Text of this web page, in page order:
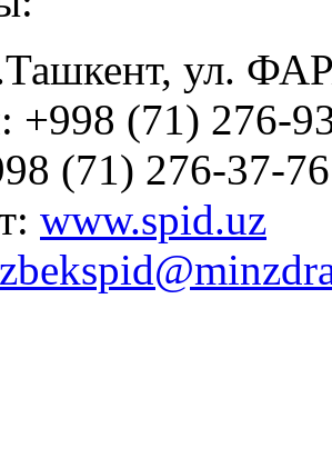
ул.
+998 (71) 276-
(71) 276-37-76
www.spid.uz